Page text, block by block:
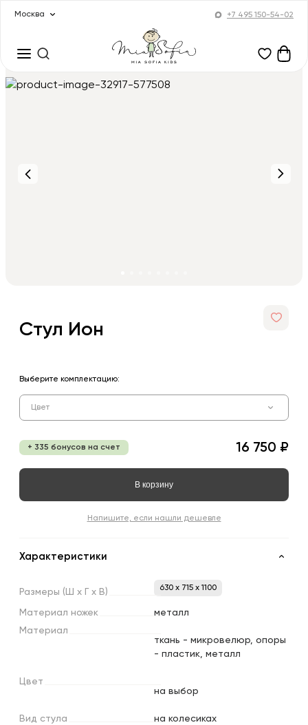
Москва +7 495 150-54-02
Стул Ион
Выберите комплектацию:
Цвет
+ 335 бонусов на счет 16 750 ₽
В корзину
Напишите, если нашли дешевле
Характеристики
Размеры (Ш х х В) 630 x 715 x 1100
Материал ножек
металл
Материал
ткань - микровелюр, опоры
- пластик, металл
Цвет
на выбор
Вид стула
на колесиках